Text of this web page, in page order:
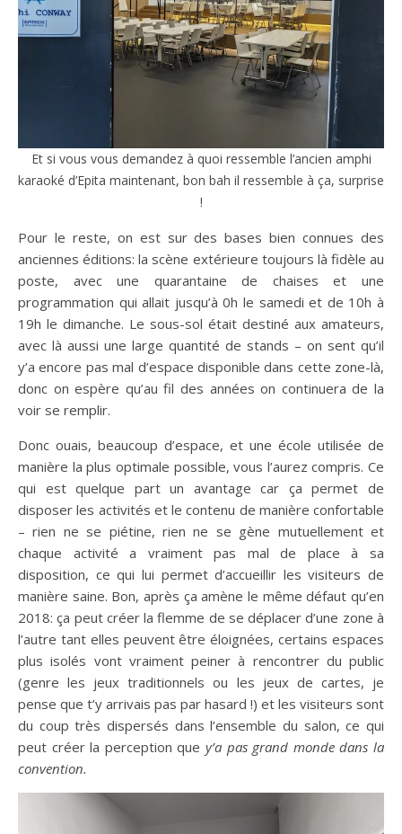
Et si vous vous demandez à quoi ressemble l’ancien amphi
karaoké d’Epita maintenant, bon bah il ressemble à ça, surprise
!
Pour le reste, on est sur des bases bien connues des
anciennes éditions: la scène extérieure toujours là fidèle au
poste, avec une quarantaine de chaises et une
programmation qui allait jusqu’à 0h le samedi et de 10h à
19h le dimanche. Le sous-sol était destiné aux amateurs,
avec là aussi une large quantité de stands – on sent qu’il
y’a encore pas mal d’espace disponible dans cette zone-là,
donc on espère qu’au fil des années on continuera de la
voir se remplir.
Donc ouais, beaucoup d’espace, et une école utilisée de
manière la plus optimale possible, vous l’aurez compris. Ce
qui est quelque part un avantage car ça permet de
disposer les activités et le contenu de manière confortable
– rien ne se piétine, rien ne se gène mutuellement et
chaque activité a vraiment pas mal de place à sa
disposition, ce qui lui permet d’accueillir les visiteurs de
manière saine. Bon, après ça amène le même défaut qu’en
2018: ça peut créer la flemme de se déplacer d’une zone à
l’autre tant elles peuvent être éloignées, certains espaces
plus isolés vont vraiment peiner à rencontrer du public
(genre les jeux traditionnels ou les jeux de cartes, je
pense que t’y arrivais pas par hasard !) et les visiteurs sont
du coup très dispersés dans l’ensemble du salon, ce qui
peut créer la perception que y’a pas grand monde dans la
convention.